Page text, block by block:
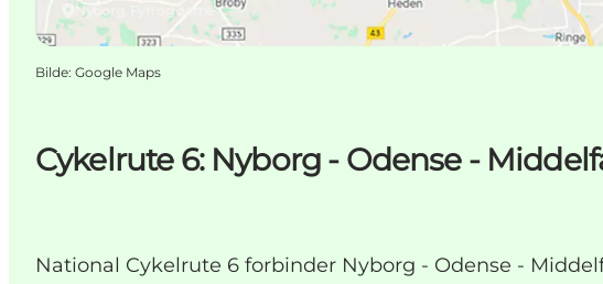
Cykelrute 6: Nyborg - Odense -
National Cykelrute 6 forbinder Nyborg - Odense -
Nyborg, Fyn og øerne
Bilde: Google Maps